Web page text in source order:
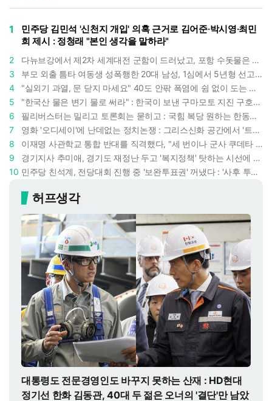
1
민주당 김민석 '신천지 개입' 의혹 근거로 김어준·박시영·최민
희 제시 : 정청래 "본인 생각을 말하라"
2
다뉴브강에서 제2차 세계대전 군함이 드러났고, 포항 수돗물은 갑자기 짜졌다 : 폭염·가뭄이 만든 낯선 풍경
3
부모 외출 틈타 여동생 성폭행한 20대 남성, 1심에서 5년형 선고 : 친족 간 '암수범죄'의 심각성
4
"실외기 과열, 문 닫지 마세요" 40도 안팎 폭염에 쉼 없이 도는 에어컨 : 화재 위험 경고등!
5
"한국산 물은 변기 물로 써라" : 한국이 보낸 구마모토 지진 구호품에 한 일본인의 '어처구니 없는' 반응
6
필리버스터는 밀리고 토론회는 묻히고 : 국힘 복당 원하는 한동훈, '검사 정치'의 한계만 드러내나
7
영화 '오디세이'에 난데없는 정치논쟁 : 그리스신화 공간에서 '트럼프 전쟁의 참혹함'이 보인다
8
이재명 사관학교 통합 반대를 직격했다, "세 번이나 군사 쿠데타 했는데 압도적 지위"
9
경기지사 추미애, 경기도 재정난 두고 '복지정책' 탓하는 시선에 정면 반박 : "고령자와 아이 인구 급증"
10
민주당 친석계, 전당대회 진행 중 '보완투표권' 꺼냈다 : '사후 투표 허용' 무리수에 정청래 "투표 쿠데타"
허프생각
대통령도 전문경영인도 바꾸지 못하는 산재 : HD현대
정기선 한화 김동관, 40대 두 젊은 오너의 '결단'만 남았